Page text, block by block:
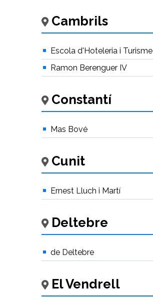
Cambrils
Escola d'Hoteleria i Turisme
Ramon Berenguer IV
Constantí
Mas Bové
Cunit
Ernest Lluch i Martí
Deltebre
de Deltebre
El Vendrell